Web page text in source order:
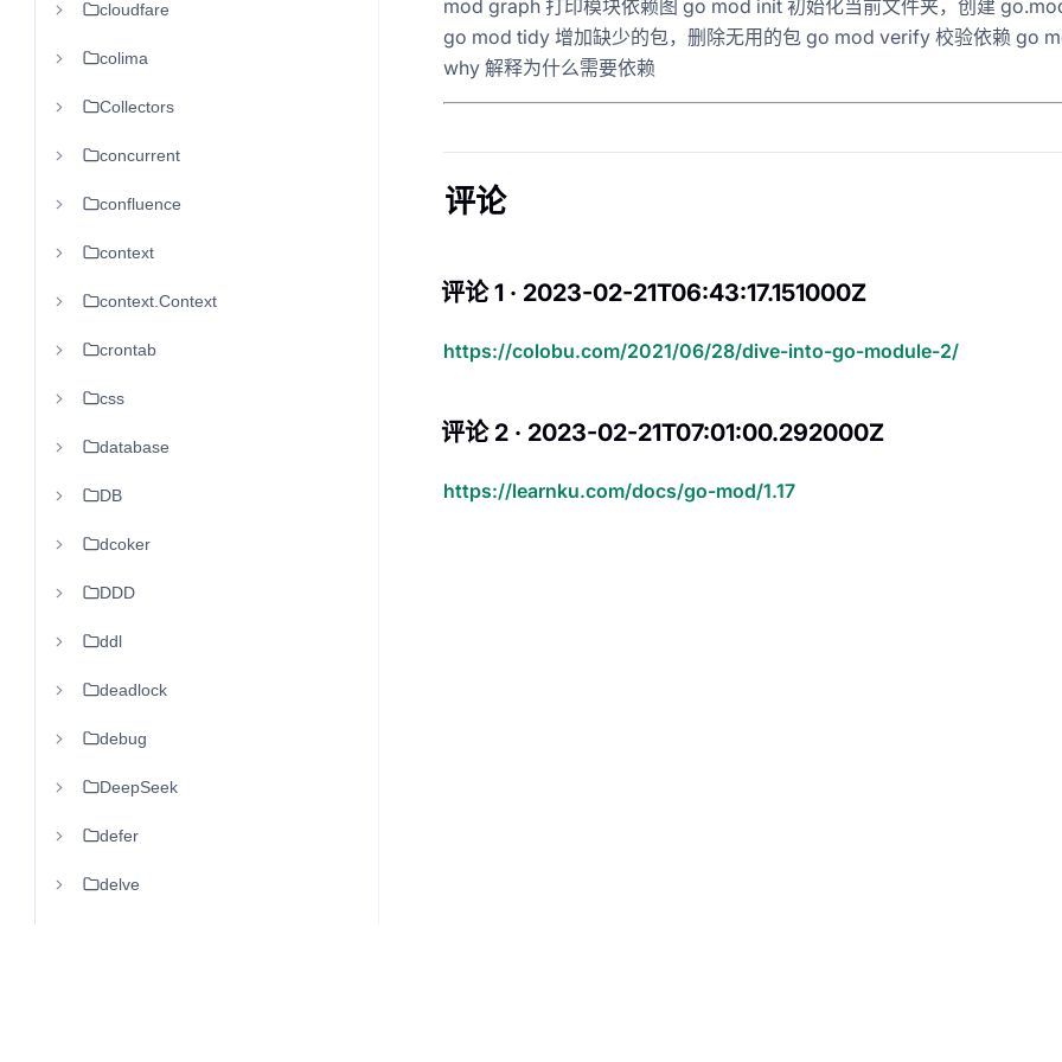
cloudfare
colima
Collectors
concurrent
confluence
context
context.Context
crontab
css
database
DB
dcoker
DDD
ddl
deadlock
debug
DeepSeek
defer
delve
mod graph 打印模块依赖图 go mod init 初始化当前文件夹，创建
go mod tidy 增加缺少的包，删除无用的包 go mod verify 校验依赖 go
why 解释为什么需要依赖
评论
评论 1 · 2023-02-21T06:43:17.151000Z
https://colobu.com/2021/06/28/dive-into-go-module-2/
评论 2 · 2023-02-21T07:01:00.292000Z
https://learnku.com/docs/go-mod/1.17